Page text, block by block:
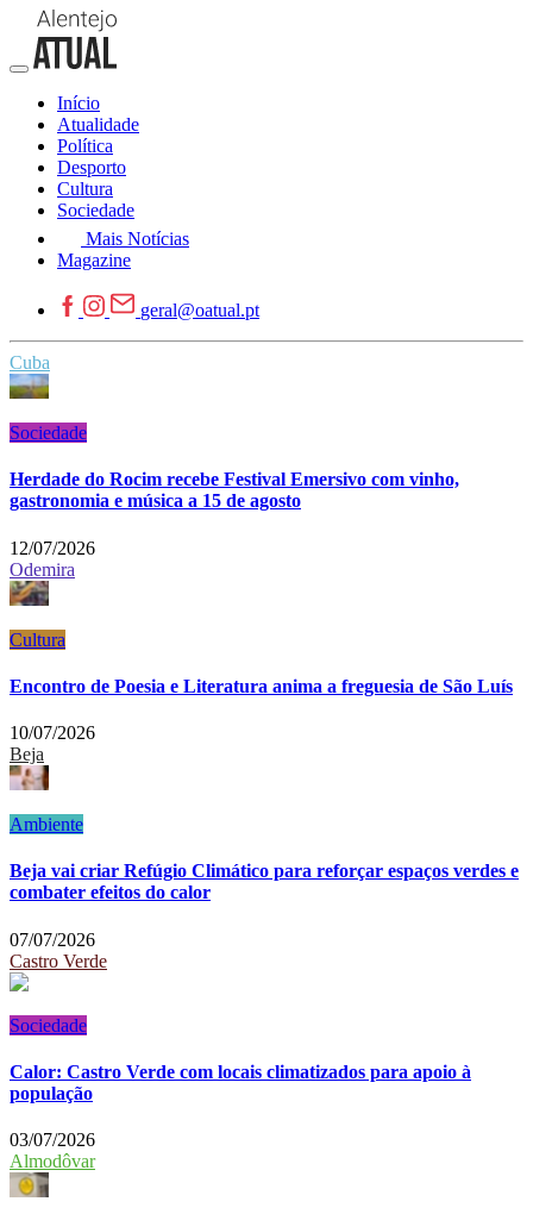
Início
Atualidade
Política
Desporto
Cultura
Sociedade
Mais Notícias
Magazine
geral@oatual.pt
Cuba
Sociedade
Herdade do Rocim recebe Festival Emersivo com vinho,
gastronomia e música a 15 de agosto
12/07/2026
Odemira
Cultura
Encontro de Poesia e Literatura anima a freguesia de São Luís
10/07/2026
Beja
Ambiente
Beja vai criar Refúgio Climático para reforçar espaços verdes e
combater efeitos do calor
07/07/2026
Castro Verde
Sociedade
Calor: Castro Verde com locais climatizados para apoio à
população
03/07/2026
Almodôvar